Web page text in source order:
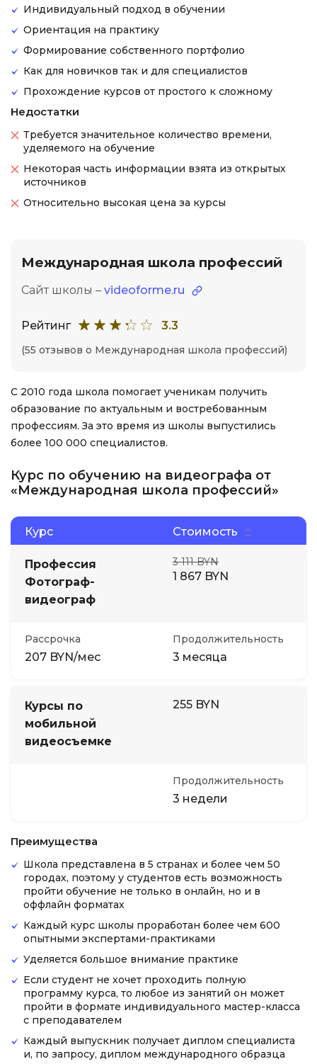
Индивидуальный подход в обучении
Ориентация на практику
Формирование собственного портфолио
Как для новичков так и для специалистов
Прохождение курсов от простого к сложному
Недостатки
Требуется значительное количество времени,
уделяемого на обучение
Некоторая часть информации взята из открытых
источников
Относительно высокая цена за курсы
Международная школа профессий
Сайт школы – videoforme.ru
Рейтинг 3.3
(55 отзывов о Международная школа профессий)
С 2010 года школа помогает ученикам получить
образование по актуальным и востребованным
профессиям. За это время из школы выпустились
более 100 000 специалистов.
Курс по обучению на видеографа от
«Международная школа профессий»
Курс Стоимость
Профессия
Фотограф-
видеограф
3 111 BYN
1 867 BYN
Рассрочка
207 BYN/мес
Продолжительность
3 месяца
Курсы по
мобильной
видеосъемке
255 BYN
Продолжительность
3 недели
Преимущества
Школа представлена в 5 странах и более чем 50
городах, поэтому у студентов есть возможность
пройти обучение не только в онлайн, но и в
оффлайн форматах
Каждый курс школы проработан более чем 600
опытными экспертами-практиками
Уделяется большое внимание практике
Если студент не хочет проходить полную
программу курса, то любое из занятий он может
пройти в формате индивидуального мастер-класса
с преподавателем
Каждый выпускник получает диплом специалиста
и, по запросу, диплом международного образца